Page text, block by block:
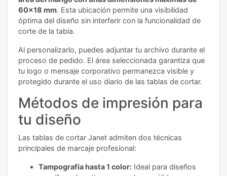
60x18 mm. Esta ubicación permite una visibilidad
óptima del diseño sin interferir con la funcionalidad de
corte de la tabla.
Al personalizarlo, puedes adjuntar tu archivo durante el
proceso de pedido. El área seleccionada garantiza que
tu logo o mensaje corporativo permanezca visible y
protegido durante el uso diario de las tablas de cortar.
Métodos de impresión para
tu diseño
Las tablas de cortar Janet admiten dos técnicas
principales de marcaje profesional:
Tampografía hasta 1 color: Ideal para diseños